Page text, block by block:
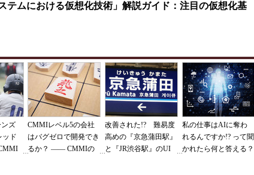
テムにおける仮想化技術」解説ガイド：注目の仮想化基
ズ
ッド
CMMIレベル5の会社
はバグゼロで開発でき
るか？ ―― CMMIの
改善された!? 難易度
高めの『京急蒲田駅』
と『JR渋谷駅』のUI
私の仕事はAIに奪わ
れるんですか!? って聞
かれたら何と答える？